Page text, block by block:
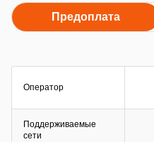
Предоплата
Оператор
Поддерживаемые
сети